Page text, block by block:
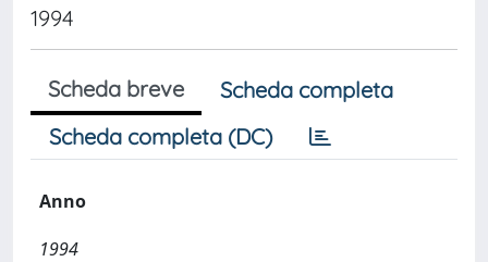
1994
Scheda breve
Scheda completa
Scheda completa (DC)
Anno
1994